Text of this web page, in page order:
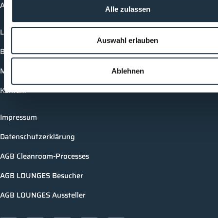
Alle zulassen
Auswahl erlauben
Ablehnen
Academy
Login
Buchungsmöglichkeiten
Medienformate
Kontakt
Impressum
Datenschutzerklärung
AGB Cleanroom-Processes
AGB LOUNGES Besucher
AGB LOUNGES Aussteller